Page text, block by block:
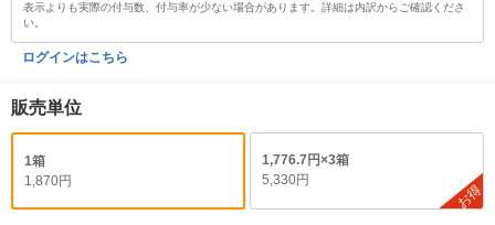
表示よりも実際の付与数、付与率が少ない場合があります。詳細は内訳からご確認くださ
い。
ログインはこちら
販売単位
1箱
1,870円
1,776.7円×3箱
5,330円
お得